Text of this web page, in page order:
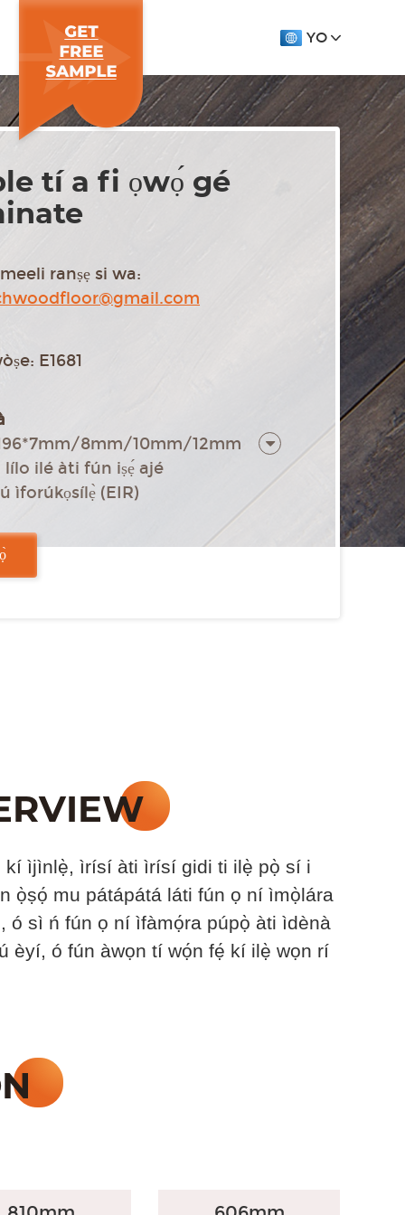
YO
tí a fi ọwọ́ gé
ranṣẹ si wa:
E1681
8mm/10mm/12mm
lílo ilé àti fún iṣẹ́ ajé
ìforúkọsílẹ̀ (EIR)
glue
kí ìjìnlẹ̀, ìrísí àti ìrísí gidi ti ilẹ̀ pọ̀ sí i
ọ̀ṣọ́ mu pátápátá láti fún ọ ní ìmọ̀lára
sì ń fún ọ ní ìfàmọ́ra púpọ̀ àti ìdènà
èyí, ó fún àwọn tí wọ́n fẹ́ kí ilẹ̀ wọn rí